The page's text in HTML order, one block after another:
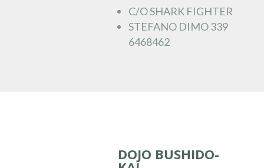
C/O SHARK FIGHTER
STEFANO DIMO 339
6468462
DOJO BUSHIDO-